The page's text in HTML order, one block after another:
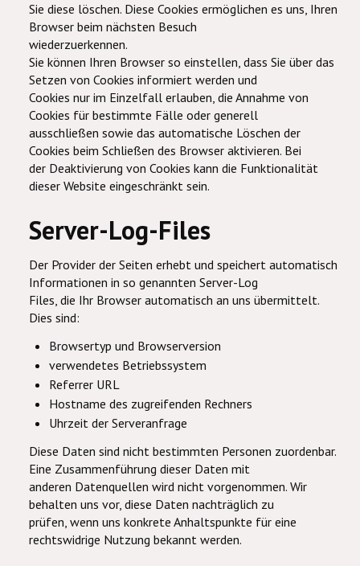
Sie diese löschen. Diese Cookies ermöglichen es uns, Ihren
Browser beim nächsten Besuch
wiederzuerkennen.
Sie können Ihren Browser so einstellen, dass Sie über das
Setzen von Cookies informiert werden und
Cookies nur im Einzelfall erlauben, die Annahme von
Cookies für bestimmte Fälle oder generell
ausschließen sowie das automatische Löschen der
Cookies beim Schließen des Browser aktivieren. Bei
der Deaktivierung von Cookies kann die Funktionalität
dieser Website eingeschränkt sein.
Server-Log-Files
Der Provider der Seiten erhebt und speichert automatisch
Informationen in so genannten Server-Log
Files, die Ihr Browser automatisch an uns übermittelt.
Dies sind:
Browsertyp und Browserversion
verwendetes Betriebssystem
Referrer URL
Hostname des zugreifenden Rechners
Uhrzeit der Serveranfrage
Diese Daten sind nicht bestimmten Personen zuordenbar.
Eine Zusammenführung dieser Daten mit
anderen Datenquellen wird nicht vorgenommen. Wir
behalten uns vor, diese Daten nachträglich zu
prüfen, wenn uns konkrete Anhaltspunkte für eine
rechtswidrige Nutzung bekannt werden.